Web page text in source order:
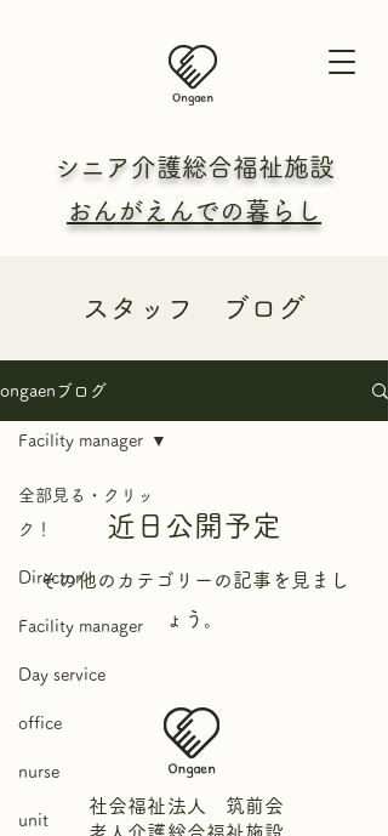
シニア介護総合福祉施設
おんがえんでの暮らし
​スタッフ ブログ
ongaenブログ
全部見る・クリッ
ク！
Director
Facility manager
Day service
office
nurse
unit
Facility manager
近日公開予定
その他のカテゴリーの記事を見まし
ょう。
社会福祉法人 筑前会